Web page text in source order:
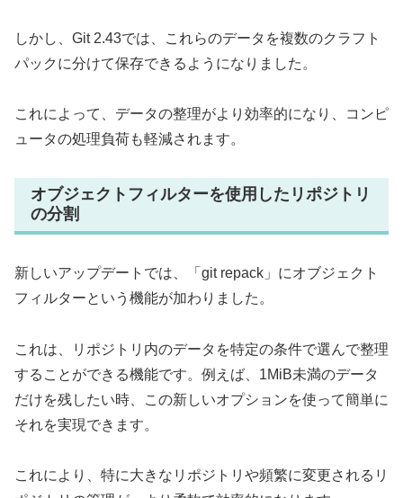
しかし、Git 2.43では、これらのデータを複数のクラフト
パックに分けて保存できるようになりました。
これによって、データの整理がより効率的になり、コンピ
ュータの処理負荷も軽減されます。
オブジェクトフィルターを使用したリポジトリ
の分割
新しいアップデートでは、「git repack」にオブジェクト
フィルターという機能が加わりました。
これは、リポジトリ内のデータを特定の条件で選んで整理
することができる機能です。例えば、1MiB未満のデータ
だけを残したい時、この新しいオプションを使って簡単に
それを実現できます。
これにより、特に大きなリポジトリや頻繁に変更されるリ